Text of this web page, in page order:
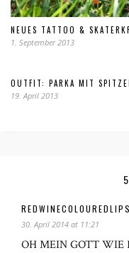
NEUES TATTOO &
1. September 2013
OUTFIT: PARKA MIT
19. April 2013
REDWINECOLOUREDLIPS
30. April 2014 at 11:21
OH MEIN GOTT WIE